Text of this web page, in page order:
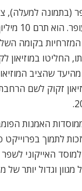
(בתמונה למעלה),
של אביו
בקומה
החליטו במוזיאון
זקוק לשם
האמנות
לתמוך
האייקוני לשפר
וגדול יותר